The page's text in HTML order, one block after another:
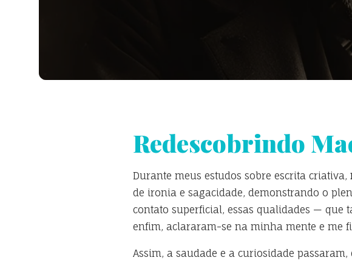
Redescobrindo
Durante meus estudos sobre escrita criativa,
de ironia e sagacidade, demonstrando o
contato superficial, essas qualidades — que
enfim, aclararam-se na minha mente e me
Assim, a saudade e a curiosidade